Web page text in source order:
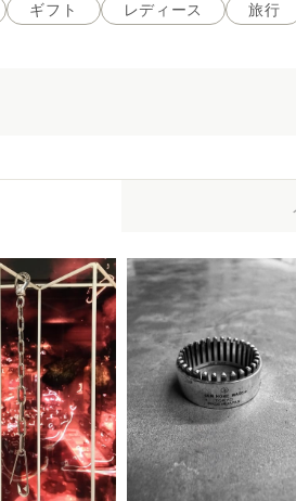
ギフト レディース 旅行